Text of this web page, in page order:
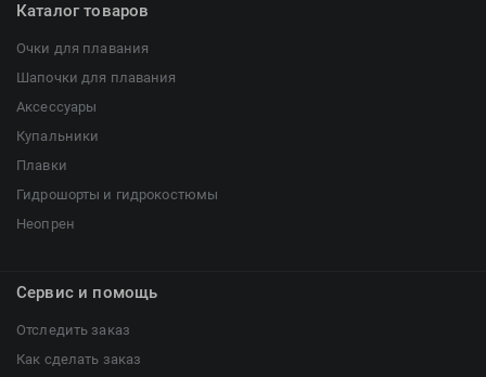
Каталог товаров
Очки для плавания
Шапочки для плавания
Аксессуары
Купальники
Плавки
Гидрошорты и гидрокостюмы
Неопрен
Сервис и помощь
Отследить заказ
Как сделать заказ